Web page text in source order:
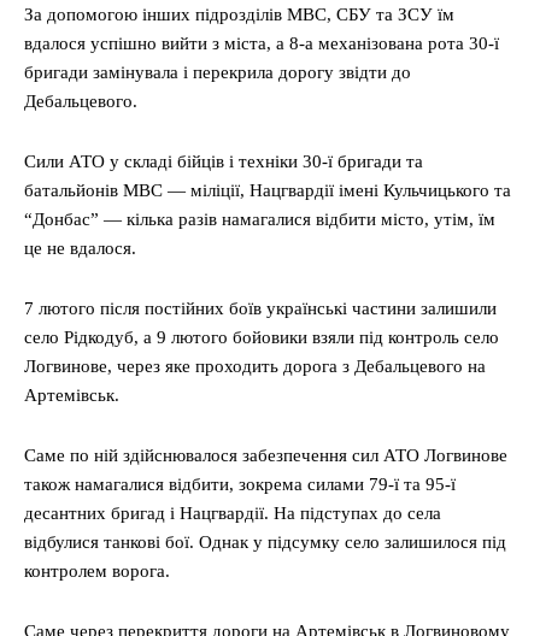
За допомогою інших підрозділів МВС, СБУ та ЗСУ їм
вдалося успішно вийти з міста, а 8-а механізована рота 30-ї
бригади замінувала і перекрила дорогу звідти до
Дебальцевого.
Сили АТО у складі бійців і техніки 30-ї бригади та
батальйонів МВС — міліції, Нацгвардії імені Кульчицького та
“Донбас” — кілька разів намагалися відбити місто, утім, їм
це не вдалося.
7 лютого після постійних боїв українські частини залишили
село Рідкодуб, а 9 лютого бойовики взяли під контроль село
Логвинове, через яке проходить дорога з Дебальцевого на
Артемівськ.
Саме по ній здійснювалося забезпечення сил АТО Логвинове
також намагалися відбити, зокрема силами 79-ї та 95-ї
десантних бригад і Нацгвардії. На підступах до села
відбулися танкові бої. Однак у підсумку село залишилося під
контролем ворога.
Саме через перекриття дороги на Артемівськ в Логвиновому